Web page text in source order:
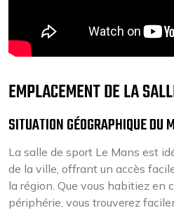
EMPLACEMENT DE LA
SITUATION GÉOGRAPHIQUE DU
La salle de sport Le Mans est
de la ville, offrant un accès
la région. Que vous habitiez en
périphérie, vous trouverez